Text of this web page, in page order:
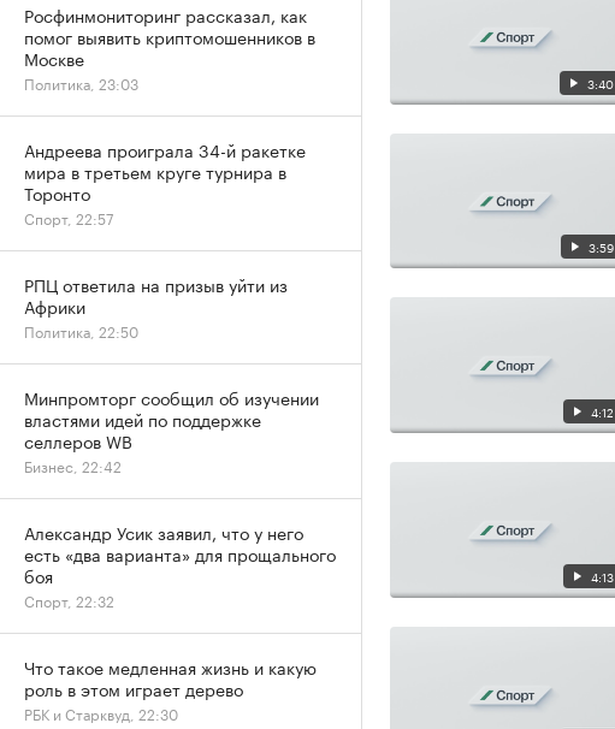
3:40
3:59
4:12
4:13
Росфинмониторинг рассказал, как
помог выявить криптомошенников в
Москве
Политика, 23:03
Андреева проиграла 34-й ракетке
мира в третьем круге турнира в
Торонто
Спорт, 22:57
РПЦ ответила на призыв уйти из
Африки
Политика, 22:50
Минпромторг сообщил об изучении
властями идей по поддержке
селлеров WB
Бизнес, 22:42
Александр Усик заявил, что у него
есть «два варианта» для прощального
боя
Спорт, 22:32
Что такое медленная жизнь и какую
роль в этом играет дерево
РБК и Старквуд, 22:30